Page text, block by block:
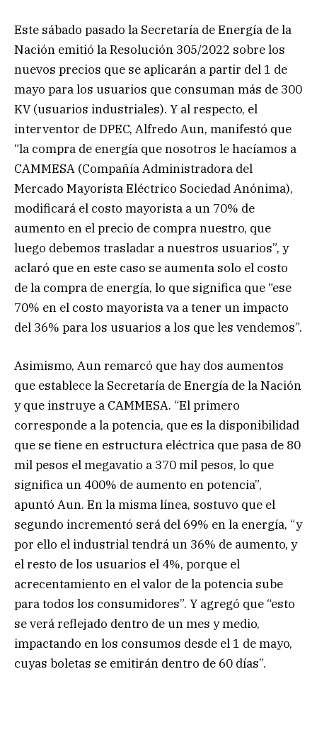
Este sábado pasado la Secretaría de Energía de la
Nación emitió la Resolución 305/2022 sobre los
nuevos precios que se aplicarán a partir del 1 de
mayo para los usuarios que consuman más de 300
KV (usuarios industriales). Y al respecto, el
interventor de DPEC, Alfredo Aun, manifestó que
“la compra de energía que nosotros le hacíamos a
CAMMESA (Compañía Administradora del
Mercado Mayorista Eléctrico Sociedad Anónima),
modificará el costo mayorista a un 70% de
aumento en el precio de compra nuestro, que
luego debemos trasladar a nuestros usuarios”, y
aclaró que en este caso se aumenta solo el costo
de la compra de energía, lo que significa que “ese
70% en el costo mayorista va a tener un impacto
del 36% para los usuarios a los que les vendemos”.
Asimismo, Aun remarcó que hay dos aumentos
que establece la Secretaría de Energía de la Nación
y que instruye a CAMMESA. “El primero
corresponde a la potencia, que es la disponibilidad
que se tiene en estructura eléctrica que pasa de 80
mil pesos el megavatio a 370 mil pesos, lo que
significa un 400% de aumento en potencia”,
apuntó Aun. En la misma línea, sostuvo que el
segundo incrementó será del 69% en la energía, “y
por ello el industrial tendrá un 36% de aumento, y
el resto de los usuarios el 4%, porque el
acrecentamiento en el valor de la potencia sube
para todos los consumidores”. Y agregó que “esto
se verá reflejado dentro de un mes y medio,
impactando en los consumos desde el 1 de mayo,
cuyas boletas se emitirán dentro de 60 días”.